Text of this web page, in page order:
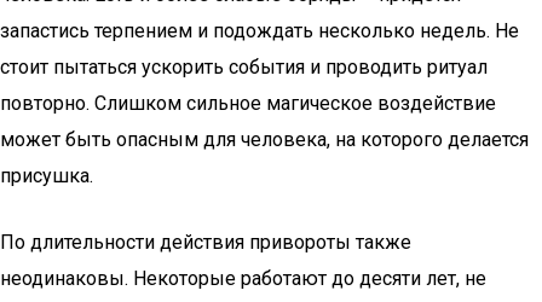
запастись терпением и подождать несколько недель. Не
стоит пытаться ускорить события и проводить ритуал
повторно. Слишком сильное магическое воздействие
может быть опасным для человека, на которого делается
присушка.
По длительности действия привороты также
неодинаковы. Некоторые работают до десяти лет, не